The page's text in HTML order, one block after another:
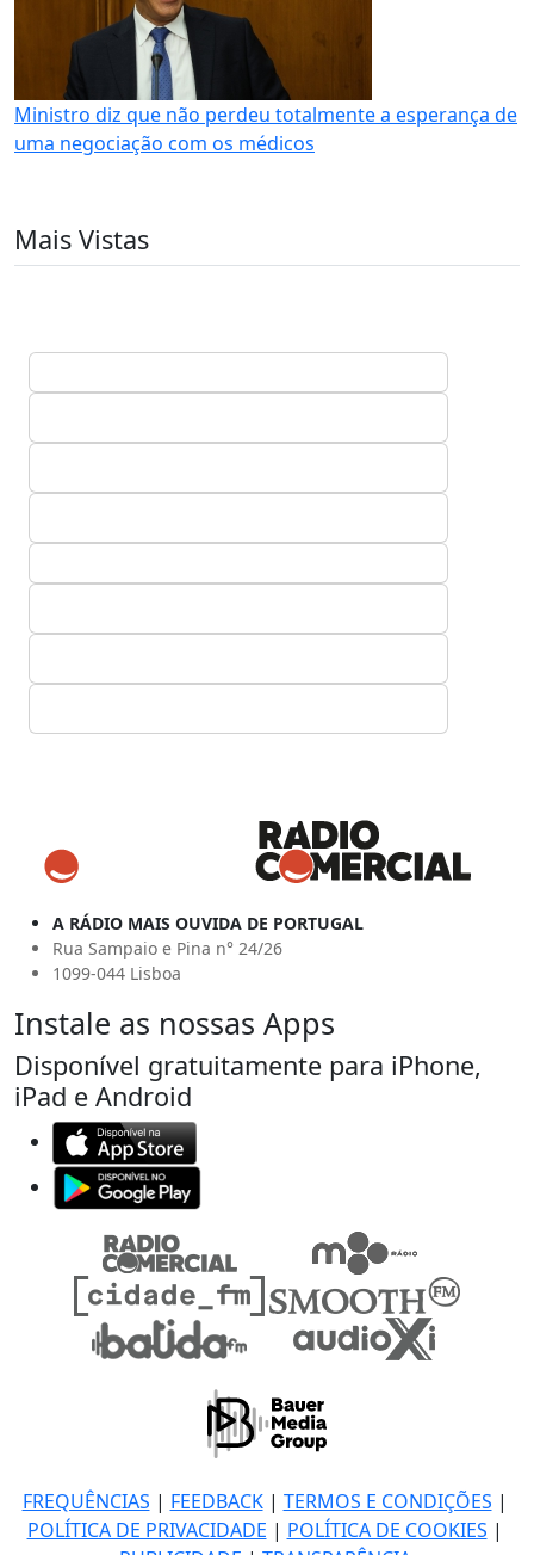
Ministro diz que não perdeu totalmente a esperança de
uma negociação com os médicos
Mais Vistas
A RÁDIO MAIS OUVIDA DE PORTUGAL
Rua Sampaio e Pina n° 24/26
1099-044 Lisboa
Instale as nossas Apps
Disponível gratuitamente para iPhone,
iPad e Android
FREQUÊNCIAS | FEEDBACK| TERMOS E CONDIÇÕES |
POLÍTICA DE PRIVACIDADE | POLÍTICA DE COOKIES |